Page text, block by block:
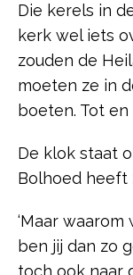
Die kerels in
kerk wel iets
zouden de
moeten ze in
boeten. Tot en
De klok staat
Bolhoed heeft
‘Maar
ben jij dan zo
toch ook naar